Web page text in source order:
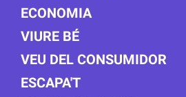
ECONOMIA
VIURE BÉ
VEU DEL CONSUMIDOR
ESCAPA'T